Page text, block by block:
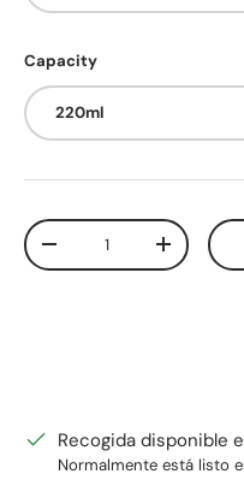
Capacity
220ml
Cant.
Disminuir cantidad
Recogida disponible
Normalmente está listo